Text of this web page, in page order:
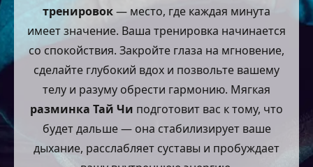
тренировок— место, где каждая минута
имеет значение. Ваша тренировка начинается
со спокойствия. Закройте глаза на мгновение,
сделайте глубокий вдох и позвольте вашему
телу и разуму обрести гармонию. Мягкая
разминка Тай Чи подготовит вас к тому, что
будет дальше — она стабилизирует ваше
дыхание, расслабляет суставы и пробуждает